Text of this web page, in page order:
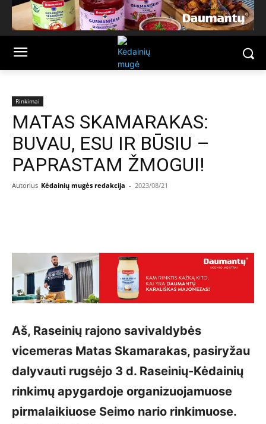
Rinkimai
MATAS SKAMARAKAS:
BUVAU, ESU IR BŪSIU –
PAPRASTAM ŽMOGUI!
Autorius Kėdainių mugės redakcija - 2023/08/21
Aš, Raseinių rajono savivaldybės
vicemeras Matas Skamarakas, pasiryžau
dalyvauti rugsėjo 3 d. Raseinių-Kėdainių
rinkimų apygardoje organizuojamuose
pirmalaikiuose Seimo nario rinkimuose.